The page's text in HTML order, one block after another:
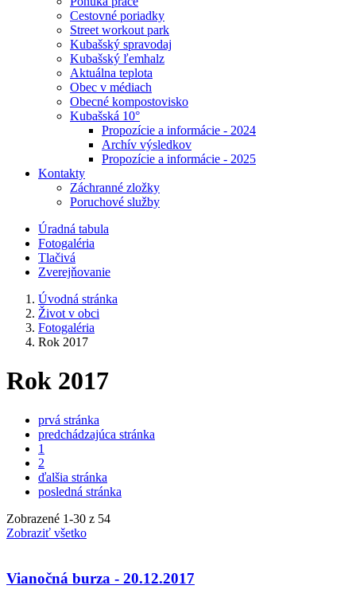
Cestovné poriadky
Street workout park
Kubašský spravodaj
Kubašský ľemhalz
Aktuálna teplota
Obec v médiach
Obecné kompostovisko
Kubašská 10°
Propozície a informácie - 2024
Archív výsledkov
Propozície a informácie - 2025
Kontakty
Záchranné zložky
Poruchové služby
Úradná tabula
Fotogaléria
Tlačivá
Zverejňovanie
Úvodná stránka
Život v obci
Fotogaléria
Rok 2017
Rok 2017
prvá stránka
predchádzajúca stránka
1
2
ďalšia stránka
posledná stránka
Zobrazené 1-30 z 54
Zobraziť všetko
Vianočná burza - 20.12.2017